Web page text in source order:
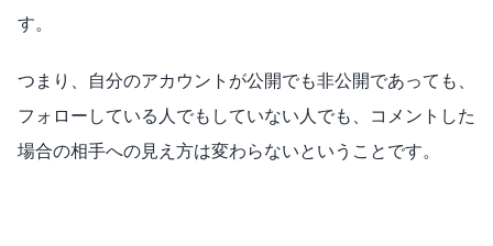
す。
つまり、自分のアカウントが公開でも非公開であっても、
フォローしている人でもしていない人でも、コメントした
場合の相手への見え方は変わらないということです。